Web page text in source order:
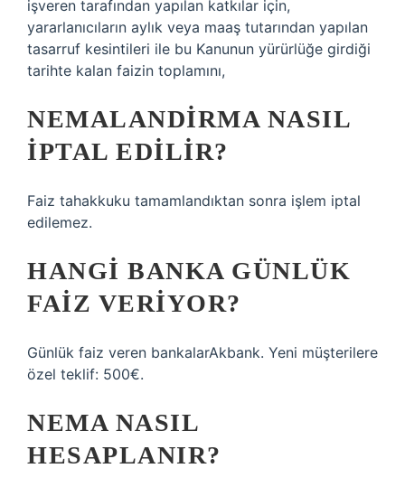
işveren tarafından yapılan katkılar için,
yararlanıcıların aylık veya maaş tutarından yapılan
tasarruf kesintileri ile bu Kanunun yürürlüğe girdiği
tarihte kalan faizin toplamını,
NEMALANDIRMA NASIL
IPTAL EDILIR?
Faiz tahakkuku tamamlandıktan sonra işlem iptal
edilemez.
HANGI BANKA GÜNLÜK
FAIZ VERIYOR?
Günlük faiz veren bankalarAkbank. Yeni müşterilere
özel teklif: 500€.
NEMA NASIL
HESAPLANIR?